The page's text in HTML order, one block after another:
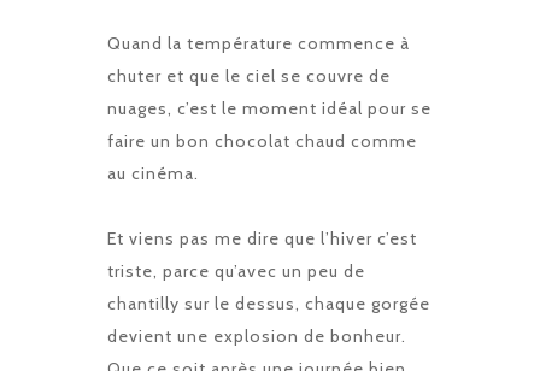
Quand la température commence à
chuter et que le ciel se couvre de
nuages, c’est le moment idéal pour se
faire un bon chocolat chaud comme
au cinéma.
Et viens pas me dire que l’hiver c’est
triste, parce qu’avec un peu de
chantilly sur le dessus, chaque gorgée
devient une explosion de bonheur.